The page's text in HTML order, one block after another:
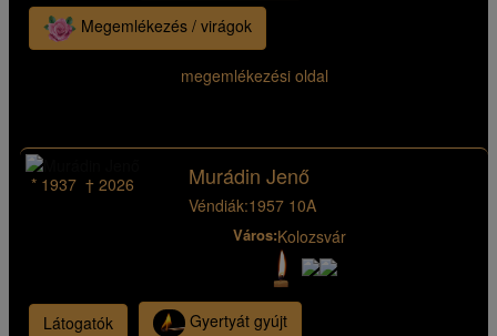
Megemlékezés / virágok
megemlékezési oldal
* 1937 † 2026 Murádin Jenő
Véndiák:1957 10A
Város:Kolozsvár
Látogatók Gyertyát gyújt